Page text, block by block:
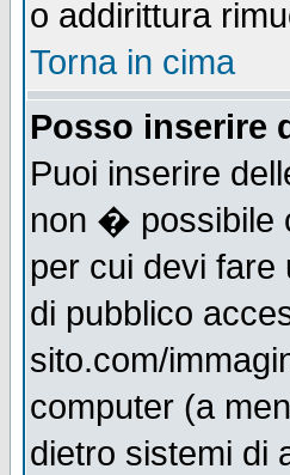
o addirittura
Torna in cima
Posso inserire
Puoi inserire
non � possibile
per cui devi fare
di pubblico
sito.com/
computer (a
dietro sistemi di